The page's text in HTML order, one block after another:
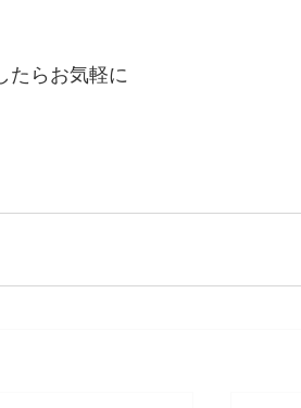
たらお気軽に